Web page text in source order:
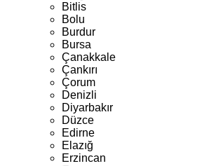
Bitlis
Bolu
Burdur
Bursa
Çanakkale
Çankırı
Çorum
Denizli
Diyarbakır
Düzce
Edirne
Elazığ
Erzincan